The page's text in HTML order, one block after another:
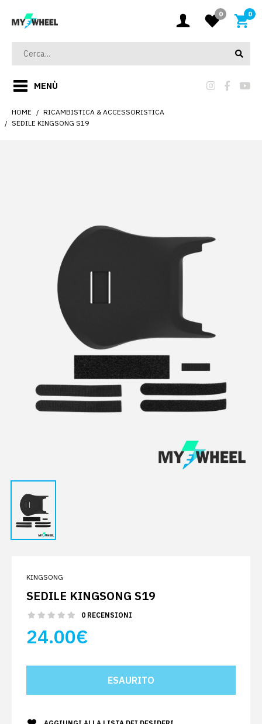
0 0
MENÙ
HOME
RICAMBISTICA & ACCESSORISTICA
SEDILE KINGSONG S19
KINGSONG
SEDILE KINGSONG S19
0 RECENSIONI
24.00€